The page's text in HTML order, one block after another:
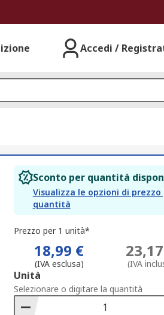
Accedi /
Sconto per quantità
Visualizza le opzioni di prezzo
quantità
Prezzo per 1 unità*
18,99 €
(IVA esclusa) (IVA
Add
to
Basket
Unità
Selezionare o digitare la quantità